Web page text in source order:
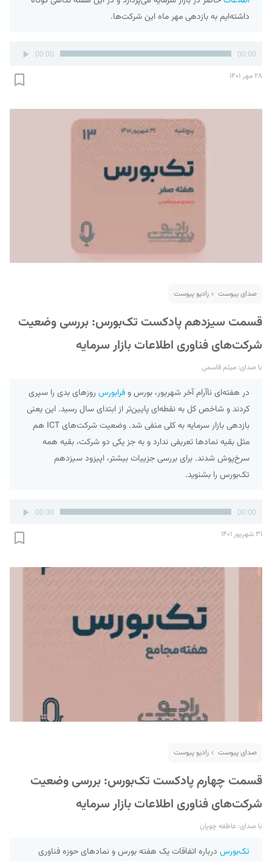
داشته‌ایم به بازدهی مهر ماه این شرکت‌ها.
پخش‌کننده
00:00 00:00
۲۸ مهر ۱۴۰۱
صدای پیوست رادیو پیوست
قسمت سیزدهم پادکست تک‌بورس: بررسی وضعیت
شرکت‌های فناوری اطلاعات بازار سرمایه
با صدای: میثم قاسمی
در هفته‌ای ناآرام آخر شهریور، بورس وفرابورس روزهای بدی را سپری
کردند و شاخص کل به نقطه‌ای پایین‌تر از ابتدای سال رسید. این یعنی
بازدهی بازار سرمایه به کلی منفی شد. وضعیت شرکت‌های ICT‌ هم
مثل بقیه نمادها تعریفی ندارد و به جز یکی دو شرکت، بقیه همه
سرخ‌پوش شدند. برای بررسی جزییات بیشتر، اپیزود سیزدهم
تک‌بورس را بشنوید.
پخش‌کننده
صوت
00:00 00:00
۳۱ شهریور ۱۴۰۱
صدای پیوست رادیو پیوست
قسمت چهارم پادکست تک‌بورس: بررسی وضعیت
شرکت‌های فناوری اطلاعات بازار سرمایه
با صدای: عاطفه چوپان
تک‌بورس درباره اتفاقات یک هفته بورس و نمادهای حوزه فناوری